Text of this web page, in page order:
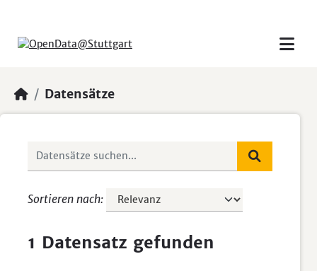
Datensätze
Sortieren nach
1 Datensatz gefunden